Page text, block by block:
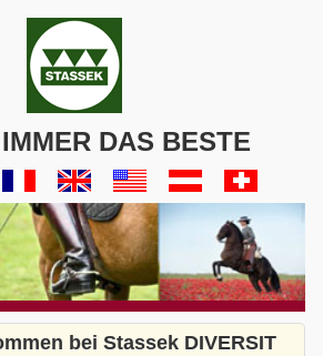
DAS BESTE
bei Stassek DIVERSIT